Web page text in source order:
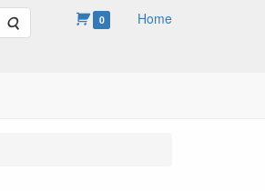
Zoeken 0 Home